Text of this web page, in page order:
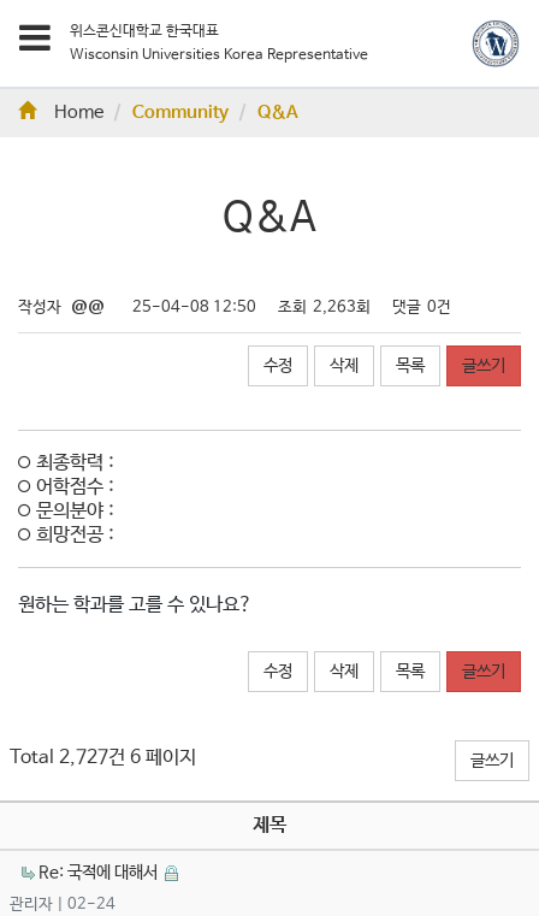
위스콘신대학교 한국대표
Wisconsin Universities Korea Representative
Home Community Q&A
Q&A
작성자 @@ 25-04-08 12:50 조회 2,263회 댓글 0건
수정 삭제 목록 글쓰기
최종학력 :
어학점수 :
문의분야 :
희망전공 :
원하는 학과를 고를 수 있나요?
수정 삭제 목록 글쓰기
Total 2,727건 6 페이지 글쓰기
제목
Re: 국적에 대해서
관리자 | 02-24